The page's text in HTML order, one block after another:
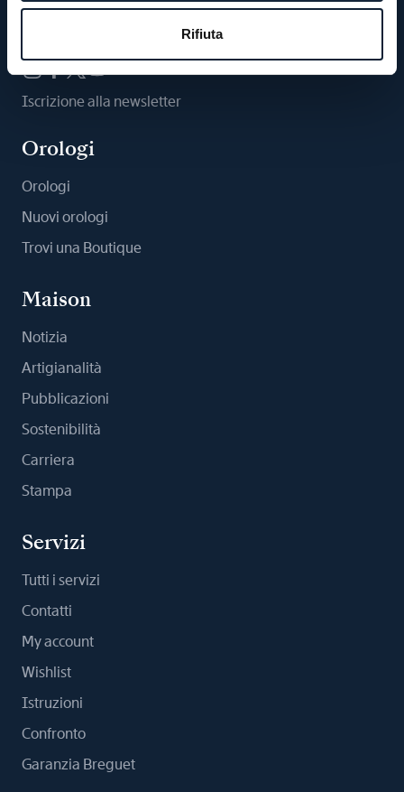
Rifiuta
Iscrizione alla newsletter
Orologi
Orologi
Nuovi orologi
Trovi una Boutique
Maison
Notizia
Artigianalità
Pubblicazioni
Sostenibilità
Carriera
Stampa
Servizi
Tutti i servizi
Contatti
My account
Wishlist
Istruzioni
Confronto
Garanzia Breguet